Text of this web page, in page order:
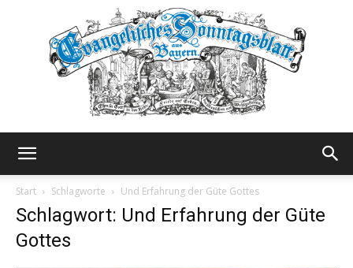
Start Schlagworte Und Erfahrung der Güte Gottes
Schlagwort: Und Erfahrung der Güte
Gottes